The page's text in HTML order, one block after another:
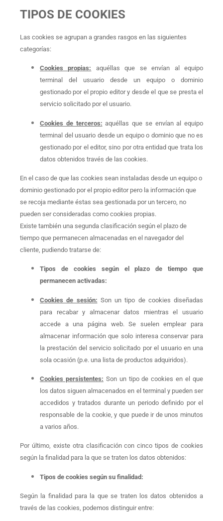
TIPOS DE COOKIES
Las cookies se agrupan a grandes rasgos en las siguientes
categorías:
Cookies propias: aquéllas que se envían al equipo
terminal del usuario desde un equipo o dominio
gestionado por el propio editor y desde el que se presta el
servicio solicitado por el usuario.
Cookies de terceros: aquéllas que se envían al equipo
terminal del usuario desde un equipo o dominio que no es
gestionado por el editor, sino por otra entidad que trata los
datos obtenidos través de las cookies.
En el caso de que las cookies sean instaladas desde un equipo o
dominio gestionado por el propio editor pero la información que
se recoja mediante éstas sea gestionada por un tercero, no
pueden ser consideradas como cookies propias.
Existe también una segunda clasificación según el plazo de
tiempo que permanecen almacenadas en el navegador del
cliente, pudiendo tratarse de:
Tipos de cookies según el plazo de tiempo que
permanecen activadas:
Cookies de sesión: Son un tipo de cookies diseñadas
para recabar y almacenar datos mientras el usuario
accede a una página web. Se suelen emplear para
almacenar información que solo interesa conservar para
la prestación del servicio solicitado por el usuario en una
sola ocasión (p.e. una lista de productos adquiridos).
Cookies persistentes: Son un tipo de cookies en el que
los datos siguen almacenados en el terminal y pueden ser
accedidos y tratados durante un periodo definido por el
responsable de la cookie, y que puede ir de unos minutos
a varios años.
Por último, existe otra clasificación con cinco tipos de cookies
según la finalidad para la que se traten los datos obtenidos:
Tipos de cookies según su finalidad:
Según la finalidad para la que se traten los datos obtenidos a
través de las cookies, podemos distinguir entre: